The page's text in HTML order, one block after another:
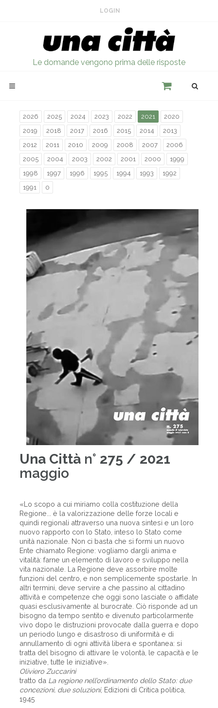
LOGIN
Le domande vengono prima delle risposte
2026 2025 2024 2023 2022 2021
2020
2019
2018 2017 2016 2015 2014
2013
2012
2011 2010 2009 2008 2007
2006
2005
2004 2003 2002 2001 2000
1999
1998
1997 1996 1995 1994 1993
1992
1991
0
Una Città n° 275 / 2021
maggio
«Lo scopo a cui miriamo colla costituzione della
Regione... è la valorizzazione delle forze locali e
quindi regionali attraverso una nuova sintesi e un loro
nuovo rapporto con lo Stato, inteso lo Stato come
unità nazionale. Non ci basta che si formi un nuovo
Ente chiamato Regione: vogliamo dargli anima e
vitalità: farne un elemento di lavoro e sviluppo nella
vita nazionale. La Regione deve assorbire molte
funzioni del centro, e non semplicemente spostarle. In
altri termini, deve servire a che passino al cittadino
attività e competenze che oggi sono lasciate o affidate
quasi esclusivamente al burocrate. Ciò risponde ad un
bisogno da tempo sentito e divenuto particolarmente
vivo dopo le distruzioni provocate dalla guerra e dopo
un periodo lungo e disastroso di uniformità e di
annullamento di ogni attività libera e spontanea: si
tratta del bisogno di attivare le volontà, le capacità e le
iniziative, tutte le iniziative».
Oliviero Zuccarini
tratto da La regione nell’ordinamento dello Stato: due
concezioni, due soluzioni, Edizioni di Critica politica,
1945